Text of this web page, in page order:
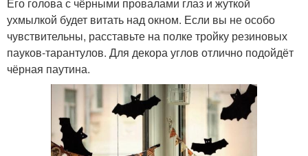
Его голова с чёрными провалами глаз и жуткой
ухмылкой будет витать над окном. Если вы не особо
чувствительны, расставьте на полке тройку резиновых
пауков-тарантулов. Для декора углов отлично подойдёт
чёрная паутина.